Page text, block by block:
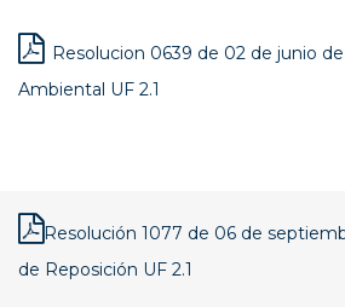
Resolucion 0639 de 02 de junio
Ambiental UF 2.1
Resolución 1077 de 06 de
de Reposición UF 2.1